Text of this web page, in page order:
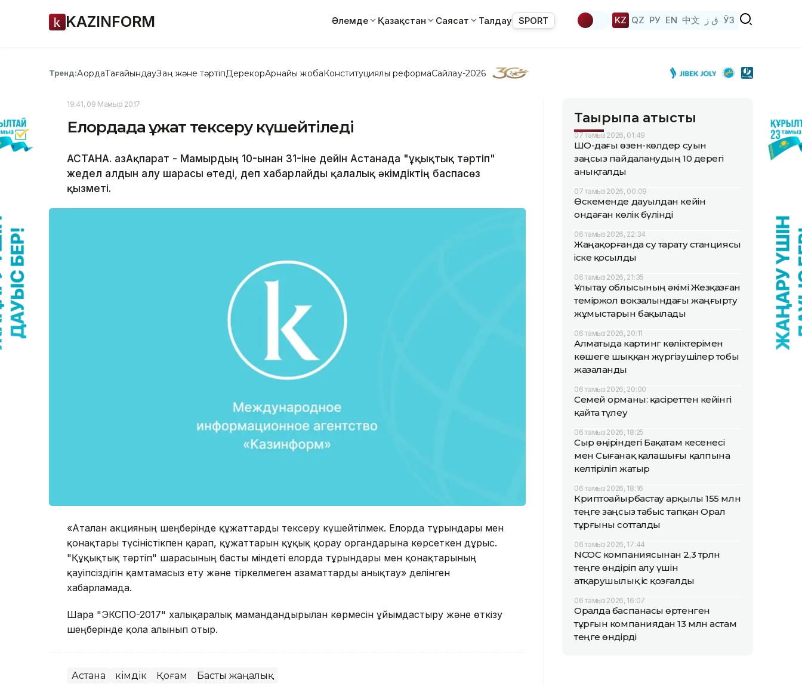
KAZINFORM Әлемде Қазақстан Саясат Талдау SPORT KZ QZ РУ EN 中文 ق ز ЎЗ
Тренд:АқордаТағайындауЗаң және тәртіпДерекқорАрнайы жобаКонституциялық реформаСайлау-2026
19:41, 09 Мамыр 2017
Елордада құжат тексеру күшейтіледі
АСТАНА. ҚазАқпарат - Мамырдың 10-ынан 31-іне дейін Астанада "Құқықтық тәртіп"
жедел алдын алу шарасы өтеді, деп хабарлайды қалалық әкімдіктің баспасөз
қызметі.
«Аталған акцияның шеңберінде құжаттарды тексеру күшейтілмек. Елорда тұрғындары мен
қонақтары түсіністікпен қарап, құжаттарын құқық қорғау органдарына көрсеткен дұрыс.
"Құқықтық тәртіп" шарасының басты міндеті елорда тұрғындары мен қонақтарының
қауіпсіздігін қамтамасыз ету және тіркелмеген азаматтарды анықтау» делінген
хабарламада.
Шара "ЭКСПО-2017" халықаралық мамандандырылған көрмесін ұйымдастыру және өткізу
шеңберінде қолға алынып отыр.
Астана Әкімдік Қоғам Басты жаңалық
Тақырыпқа қатысты
07 тамыз 2026, 01:49
ШҚО-дағы өзен-көлдер суын
заңсыз пайдаланудың 10 дерегі
анықталды
07 тамыз 2026, 00:09
Өскеменде дауылдан кейін
ондаған көлік бүлінді
06 тамыз 2026, 22:34
Жаңақорғанда су тарату станциясы
іске қосылды
06 тамыз 2026, 21:35
Ұлытау облысының әкімі Жезқазған
теміржол вокзалындағы жаңғырту
жұмыстарын бақылады
06 тамыз 2026, 20:11
Алматыда картинг көліктерімен
көшеге шыққан жүргізушілер тобы
жазаланды
06 тамыз 2026, 20:00
Семей орманы: қасіреттен кейінгі
қайта түлеу
06 тамыз 2026, 18:25
Сыр өңіріндегі Бақатам кесенесі
мен Сығанақ қалашығы қалпына
келтіріліп жатыр
06 тамыз 2026, 18:16
Криптоайырбастау арқылы 155 млн
теңге заңсыз табыс тапқан Орал
тұрғыны сотталды
06 тамыз 2026, 17:44
NCOC компаниясынан 2,3 трлн
теңге өндіріп алу үшін
атқарушылық іс қозғалды
06 тамыз 2026, 16:07
Оралда баспанасы өртенген
тұрғын компаниядан 13 млн астам
теңге өндірді